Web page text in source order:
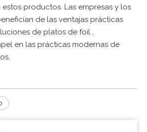
productos. Las empresas y los
de las ventajas prácticas
de platos de foil ,
en las prácticas modernas de